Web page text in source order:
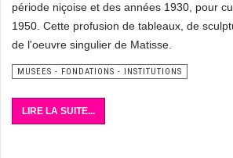
période niçoise et des années 1930, pour
1950. Cette profusion de tableaux, de
de l'oeuvre singulier de Matisse.
MUSEES - FONDATIONS - INSTITUTIONS
LIRE LA SUITE...